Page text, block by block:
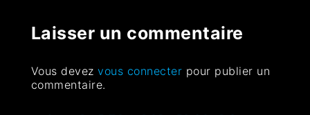
Laisser un commentaire
Vous devezvous connecter pour publier un
commentaire.